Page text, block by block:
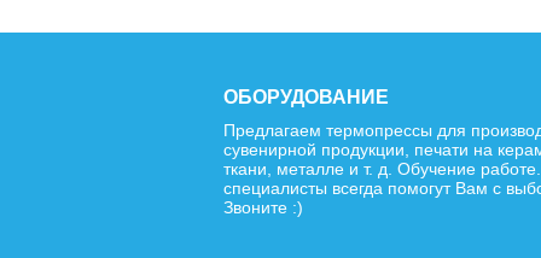
ОБОРУДОВАНИЕ
Предлагаем термопрессы для
сувенирной продукции, печати на
ткани, металле и т. д. Обучение
специалисты всегда помогут Вам с
Звоните :)